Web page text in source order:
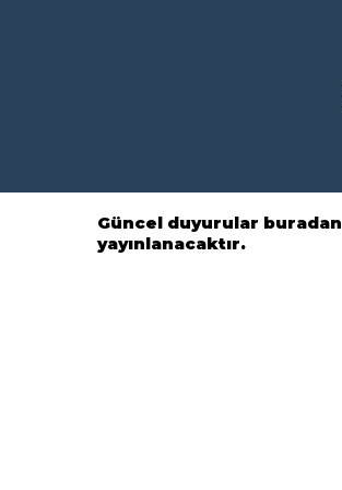
Güncel duyurular buradan
yayınlanacaktır.